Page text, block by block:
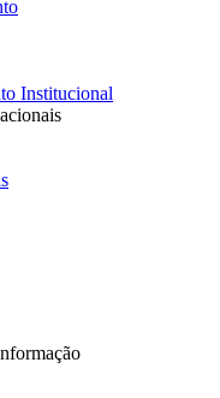
Institucional